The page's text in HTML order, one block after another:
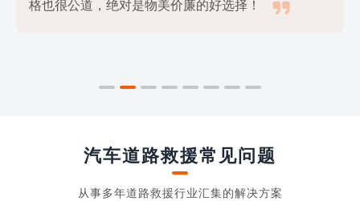
格也很公道，绝对是物美价廉的好选择！

汽车道路救援常见问题
从事多年道路救援行业汇集的解决方案